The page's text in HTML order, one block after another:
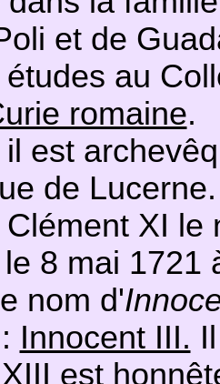
et de
au
romaine.
est
de Lucerne.
XI le
8 mai 1721
nom d'
Innocent III.
est